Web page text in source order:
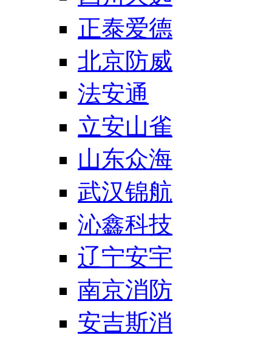
正泰爱德
北京防威
法安通
立安山雀
山东众海
武汉锦航
沁鑫科技
辽宁安宇
南京消防
安吉斯消